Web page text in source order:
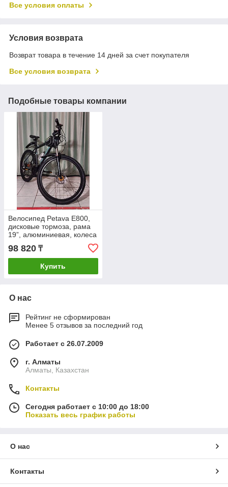
Все условия оплаты
Условия возврата
Возврат товара в течение 14 дней за счет покупателя
Все условия возврата
Подобные товары компании
Велосипед Petava E800,
дисковые тормоза, рама
19”, алюминиевая, колеса
98 820 ₸
Купить
О нас
Рейтинг не сформирован
Менее 5 отзывов за последний год
Работает с 26.07.2009
г. Алматы
Алматы, Казахстан
Контакты
Сегодня работает с 10:00 до 18:00
Показать весь график работы
О нас
Контакты